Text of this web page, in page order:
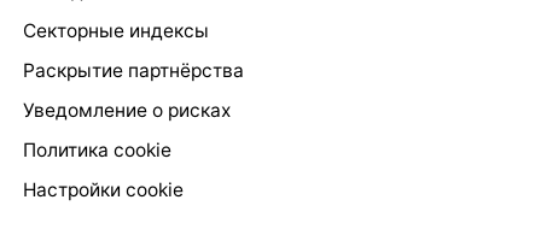
Секторные индексы
Раскрытие партнёрства
Уведомление о рисках
Политика cookie
Настройки cookie